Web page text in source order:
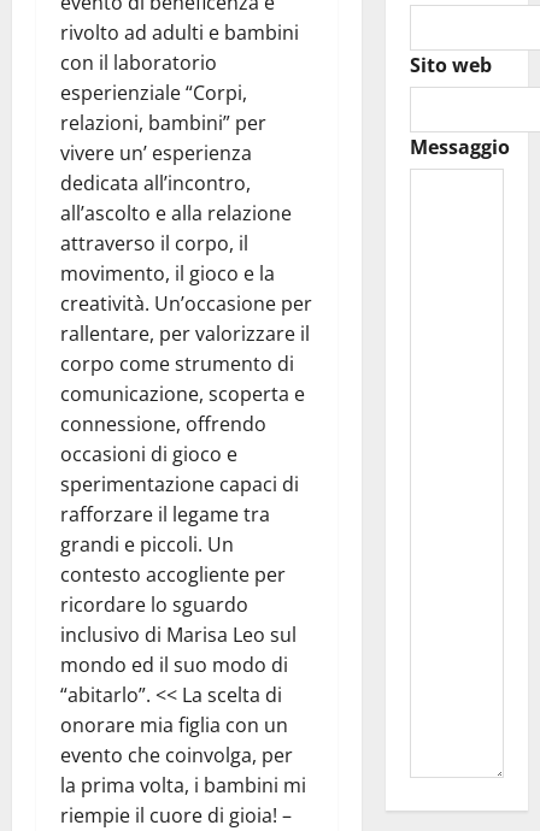
rivolto ad adulti e bambini
con il laboratorio
esperienziale “Corpi,
relazioni, bambini” per
vivere un’ esperienza
dedicata all’incontro,
all’ascolto e alla relazione
attraverso il corpo, il
movimento, il gioco e la
creatività. Un’occasione per
rallentare, per valorizzare il
corpo come strumento di
comunicazione, scoperta e
connessione, offrendo
occasioni di gioco e
sperimentazione capaci di
rafforzare il legame tra
grandi e piccoli. Un
contesto accogliente per
ricordare lo sguardo
inclusivo di Marisa Leo sul
mondo ed il suo modo di
“abitarlo”. << La scelta di
onorare mia figlia con un
evento che coinvolga, per
la prima volta, i bambini mi
riempie il cuore di gioia! –
Sito web
Messaggio